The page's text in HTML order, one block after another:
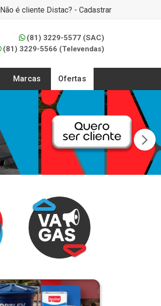
Não é cliente Distac? - Cadastrar
(81) 3229-5577 (SAC)
(81) 3229-5566 (Televendas)
Marcas Ofertas